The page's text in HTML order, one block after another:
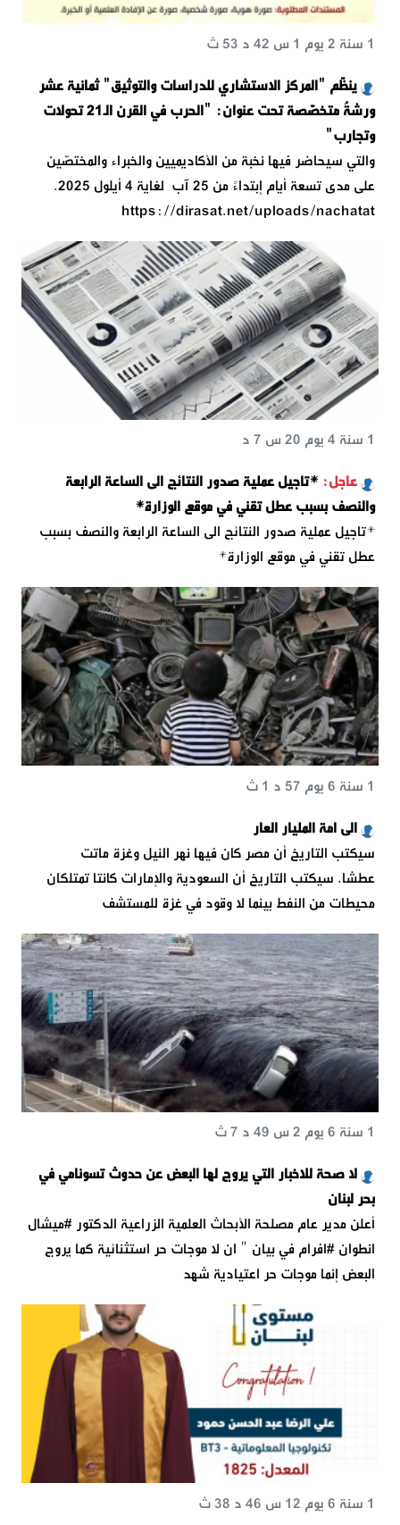
ينظّم "المركز الاستشاري للدراسات والتوثيق" ثمانية عشر
ورشةُ متخصّصة تحت عنوان: "الحرب في القرن الـ21 تحولات
وتجارب"
1 سنة 2 يوم 1 س 42 د 53 ث
والتي سيحاضر فيها نخبة من الأكاديميين والخبراء والمختصّين
على مدى تسعة أيام إبتداءً من 25 آب لغاية 4 أيلول 2025.
https://dirasat.net/uploads/nachatat
*تاجيل عملية صدور النتائج الى الساعة الرابعة
والنصف بسبب عطل تقني في موقع الوزارة*
1 سنة 4 يوم 20 س 7 د
*تاجيل عملية صدور النتائج الى الساعة الرابعة والنصف بسبب
عطل تقني في موقع الوزارة*
الى امة المليار العار
1 سنة 6 يوم 57 د 1 ث
سيكتب التاريخ أن مصر كان فيها نهر النيل وغزة ماتت
عطشا. سيكتب التاريخ أن السعودية والإمارات كانتا تمتلكان
محيطات من النفط بينما لا وقود في غزة للمستشف
لا صحة للاخبار التي يروج لها البعض عن حدوث تسونامي في
بحر لبنان
1 سنة 6 يوم 2 س 49 د 7 ث
أعلن مدير عام مصلحة الأبحاث العلمية الزراعية الدكتور #ميشال
انطوان #افرام في بيان " ان لا موجات حر استثنائية كما يروج
البعض إنما موجات حر اعتيادية شهد
1 سنة 6 يوم 12 س 46 د 38 ث